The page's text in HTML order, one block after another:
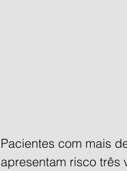
Pacientes com mais
apresentam risco três